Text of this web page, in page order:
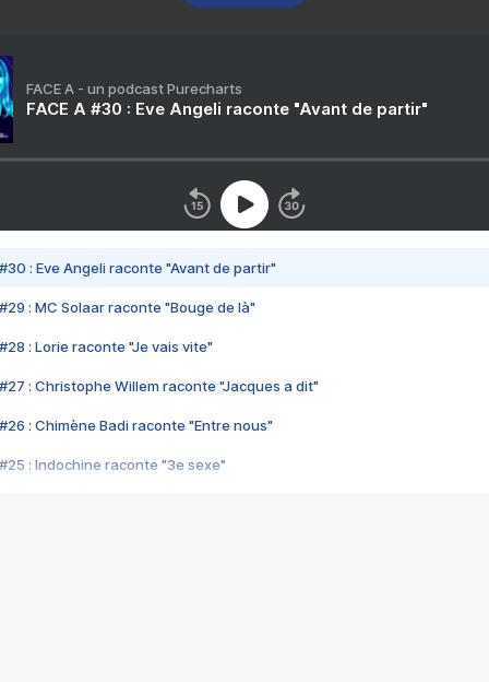
FACE A - un podcast Purecharts
FACE A #30 : Eve Angeli raconte "Avant de partir"
#30 : Eve Angeli raconte "Avant de partir"
#29 : MC Solaar raconte "Bouge de là"
#28 : Lorie raconte "Je vais vite"
#27 : Christophe Willem raconte "Jacques a dit"
#26 : Chimène Badi raconte "Entre nous"
#25 : Indochine raconte "3e sexe"